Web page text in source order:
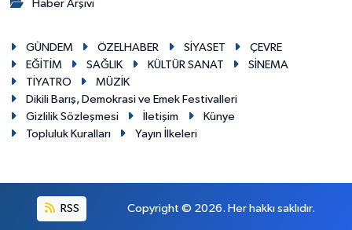
Haber Arşivi
GÜNDEM ÖZELHABER SİYASET
ÇEVRE
EĞİTİM
SAĞLIK KÜLTÜR SANAT
SİNEMA
TİYATRO
MÜZİK
Dikili Barış, Demokrasi ve Emek Festivalleri
Gizlilik Sözleşmesi
İletişim
Künye
Topluluk Kuralları
Yayın İlkeleri
RSS Copyright © 2026. Her hakkı saklıdır.